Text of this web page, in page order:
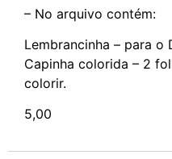
– No arquivo contém:
Lembrancinha – para o
Capinha colorida – 2
colorir.
5,00